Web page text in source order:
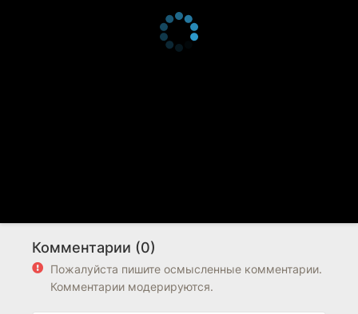
Комментарии (0)
Пожалуйста пишите осмысленные комментарии.
Комментарии модерируются.